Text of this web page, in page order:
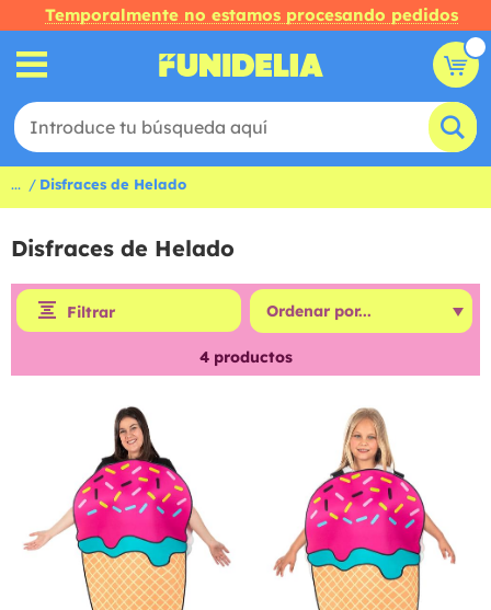
Temporalmente no estamos procesando pedidos
... Disfraces de Helado
Disfraces de Helado
Filtrar
4productos